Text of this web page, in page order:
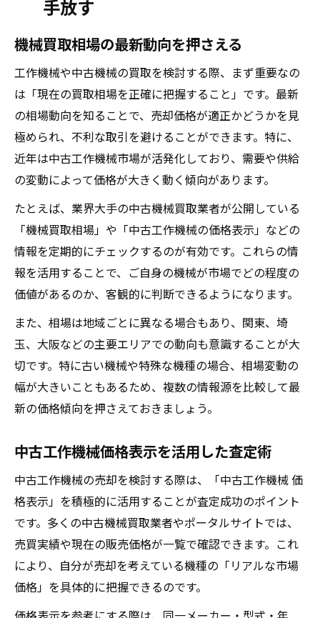
手放す
機械買取相場の最新動向を押さえる
工作機械や中古機械の買取を検討する際、まず重要なの
は「現在の買取相場を正確に把握すること」です。最新
の相場動向を知ることで、売却価格が適正かどうかを見
極められ、不利な取引を避けることができます。特に、
近年は中古工作機械市場が活発化しており、需要や供給
の変動によって価格が大きく動く傾向があります。
たとえば、業界大手の中古機械買取業者が公開している
「機械買取相場」や「中古工作機械の価格表示」などの
情報を定期的にチェックするのが有効です。これらの情
報を活用することで、ご自身の機械が市場でどの程度の
価値があるのか、客観的に判断できるようになります。
また、相場は地域ごとに異なる場合もあり、関東、埼
玉、大阪などの主要エリアでの動向も意識することが大
切です。特に古い機械や特殊な機種の場合、相場変動の
幅が大きいこともあるため、複数の情報源を比較して最
新の価格傾向を押さえておきましょう。
中古工作機械価格表示を活用した査定術
中古工作機械の売却を検討する際は、「中古工作機械 価
格表示」を積極的に活用することが査定成功のポイント
です。多くの中古機械買取業者やポータルサイトでは、
売買実績や現在の販売価格が一覧で確認できます。これ
により、自分が売却を考えている機種の「リアルな市場
価格」を具体的に把握できるのです。